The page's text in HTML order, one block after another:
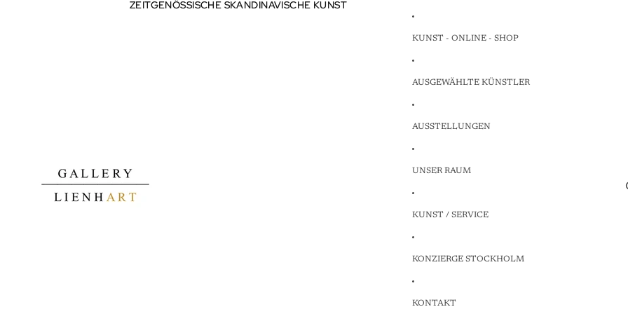
ZEITGENÖSSISCHE SKANDINAVISCHE KUNST
ZEITGENÖSSISCHE SKANDINAVISCHE KUNST
KUNST - ONLINE - SHOP
AUSGEWÄHLTE KÜNSTLER
AUSSTELLUNGEN
UNSER RAUM
KUNST / SERVICE
KONZIERGE STOCKHOLM
KONTAKT